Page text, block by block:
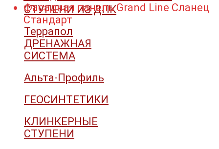
СТУПЕНИ ИЗ ДПК
Террапол
ДРЕНАЖНАЯ
СИСТЕМА
Альта-Профиль
ГЕОСИНТЕТИКИ
КЛИНКЕРНЫЕ
СТУПЕНИ
Фасадная панель Grand Line Сланец
Стандарт